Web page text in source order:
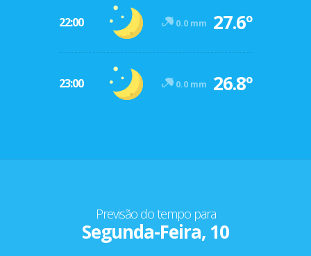
22:00 0.0 mm 27.6º
23:00 0.0 mm 26.8º
Previsão do tempo para
Segunda-Feira, 10